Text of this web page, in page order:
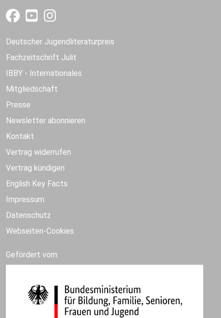
Deutscher Jugendliteraturpreis
Fachzeitschrift Julit
IBBY - Internationales
Mitgliedschaft
Presse
Newsletter abonnieren
Kontakt
Vertrag widerrufen
Vertrag kündigen
English Key Facts
Impressum
Datenschutz
Webseiten-Cookies
Gefördert vom: